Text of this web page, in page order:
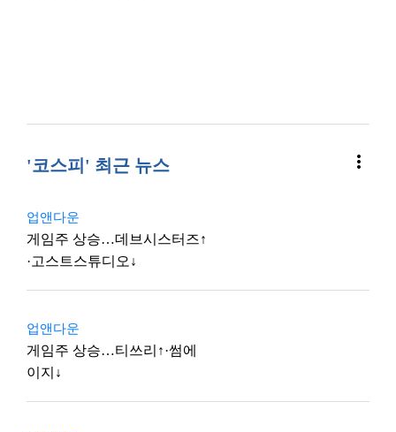
'코스피' 최근 뉴스 more_vert
업앤다운
게임주 상승…데브시스터즈↑
·고스트스튜디오↓
업앤다운
게임주 상승…티쓰리↑·썸에
이지↓